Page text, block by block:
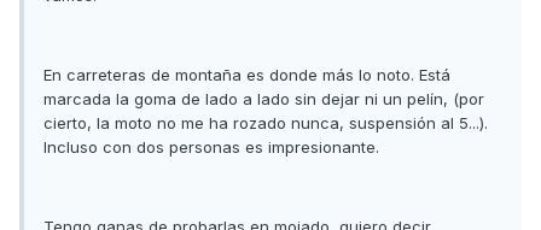
En carreteras de montaña es donde más lo noto. Está
marcada la goma de lado a lado sin dejar ni un pelín, (por
cierto, la moto no me ha rozado nunca, suspensión al 5...).
Incluso con dos personas es impresionante.